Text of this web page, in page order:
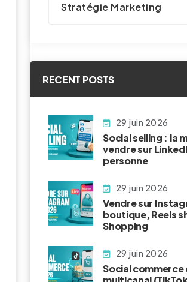
Stratégie Marketing
RECENT POSTS
29 juin 2026
Social selling : la
vendre sur
personne
29 juin 2026
Vendre sur
boutique, Reels
Shopping
29 juin 2026
Social commerce